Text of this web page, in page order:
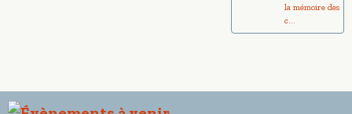
la mémoire des
c...